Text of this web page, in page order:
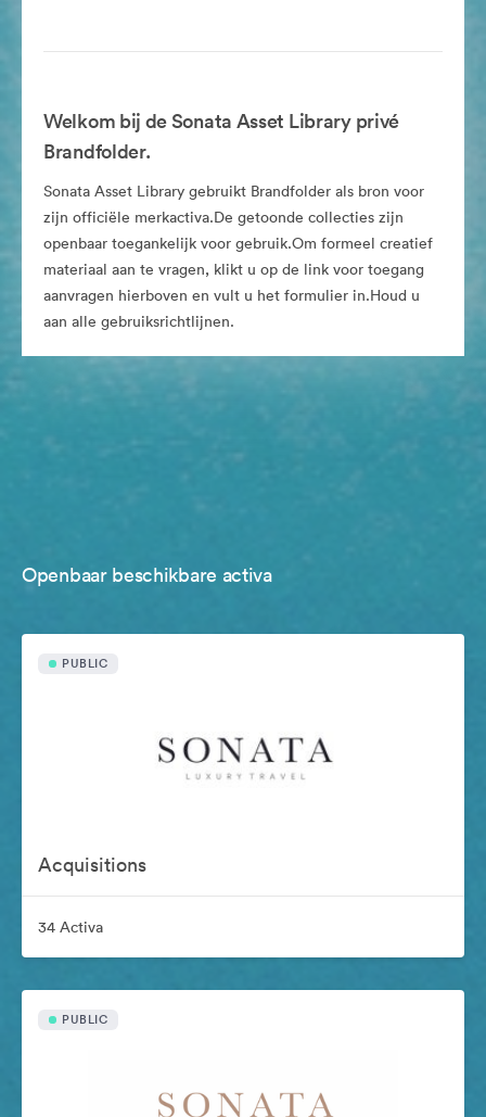
Welkom bij de Sonata Asset Library privé
Brandfolder.
Sonata Asset Library gebruikt Brandfolder als bron voor
zijn officiële merkactiva.De getoonde collecties zijn
openbaar toegankelijk voor gebruik.Om formeel creatief
materiaal aan te vragen, klikt u op de link voor toegang
aanvragen hierboven en vult u het formulier in.Houd u
aan alle gebruiksrichtlijnen.
Openbaar beschikbare activa
PUBLIC
Acquisitions
34 Activa
PUBLIC